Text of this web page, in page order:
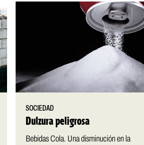
SOCIEDAD
Dulzura peligrosa
Bebidas Cola. Una disminución en la